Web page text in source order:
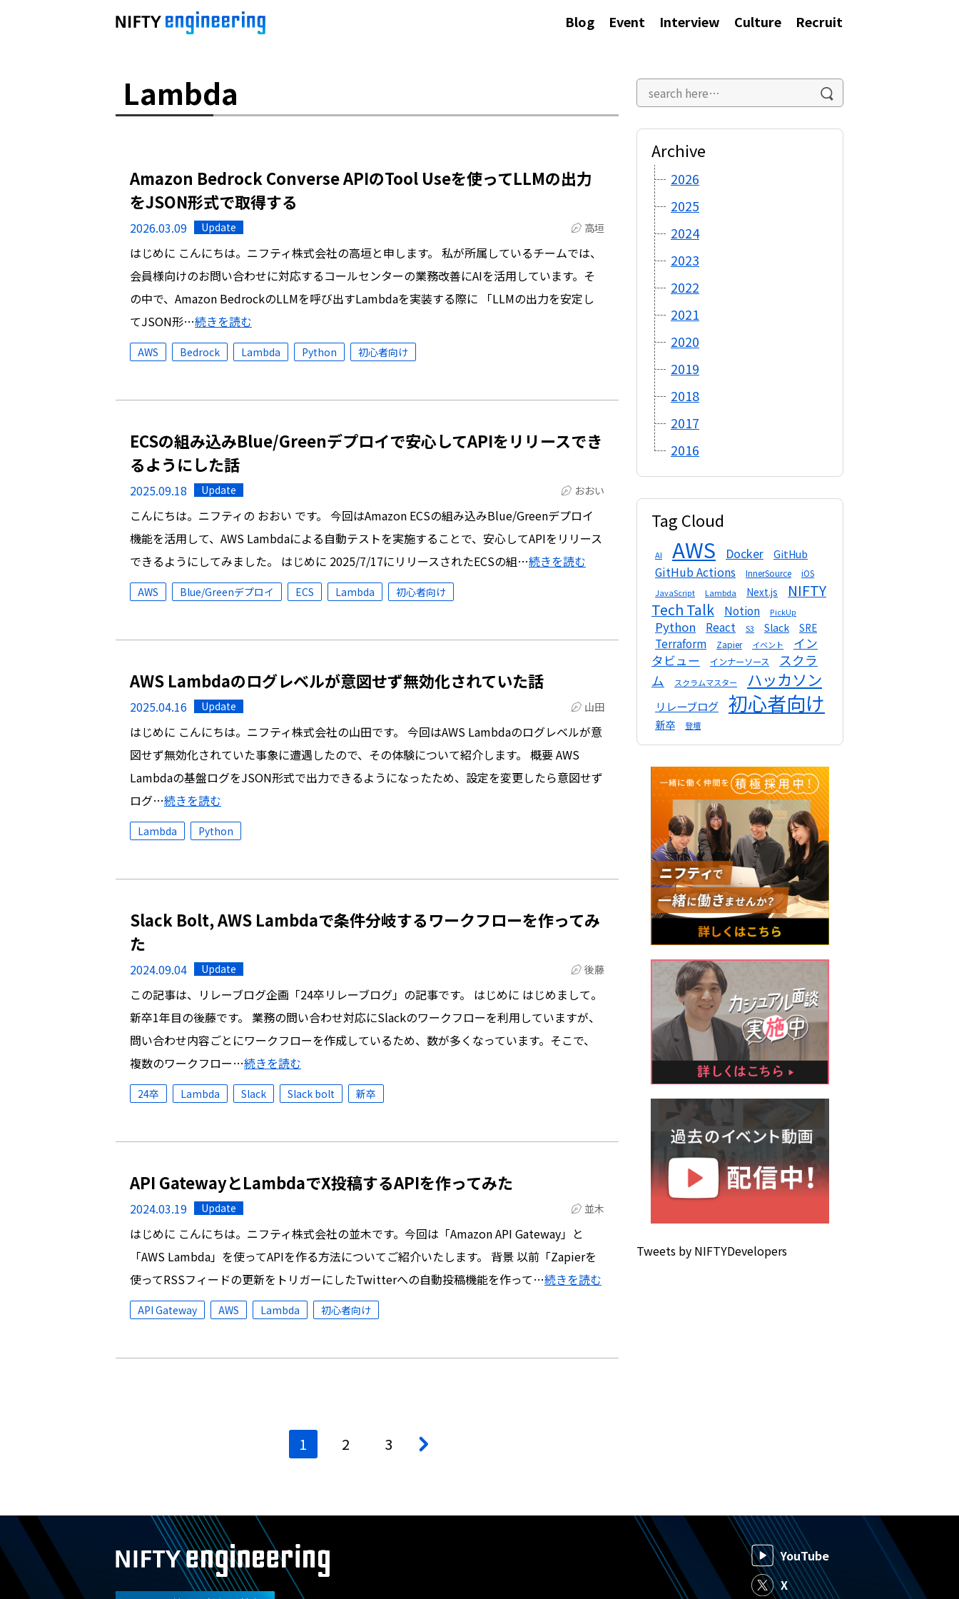
Blog Event Interview Culture Recruit
Lambda
Amazon Bedrock Converse APIのTool Useを使ってLLMの出力
をJSON形式で取得する
2026.03.09 Update 高垣
はじめに こんにちは。ニフティ株式会社の高垣と申します。 私が所属しているチームでは、
会員様向けのお問い合わせに対応するコールセンターの業務改善にAIを活用しています。そ
の中で、Amazon BedrockのLLMを呼び出すLambdaを実装する際に 「LLMの出力を安定し
てJSON形…続きを読む
AWS Bedrock Lambda Python 初心者向け
ECSの組み込みBlue/Greenデプロイで安心してAPIをリリースでき
るようにした話
2025.09.18 Update おおい
こんにちは。ニフティの おおい です。 今回はAmazon ECSの組み込みBlue/Greenデプロイ
機能を活用して、AWS Lambdaによる自動テストを実施することで、安心してAPIをリリース
できるようにしてみました。 はじめに 2025/7/17にリリースされたECSの組…続きを読む
AWS Blue/Greenデプロイ ECS Lambda 初心者向け
AWS Lambdaのログレベルが意図せず無効化されていた話
2025.04.16 Update 山田
はじめに こんにちは。ニフティ株式会社の山田です。 今回はAWS Lambdaのログレベルが意
図せず無効化されていた事象に遭遇したので、その体験について紹介します。 概要 AWS
Lambdaの基盤ログをJSON形式で出力できるようになったため、設定を変更したら意図せず
ログ…続きを読む
Lambda Python
Slack Bolt, AWS Lambdaで条件分岐するワークフローを作ってみ
た
2024.09.04 Update 後藤
この記事は、リレーブログ企画「24卒リレーブログ」の記事です。 はじめに はじめまして。
新卒1年目の後藤です。 業務の問い合わせ対応にSlackのワークフローを利用していますが、
問い合わせ内容ごとにワークフローを作成しているため、数が多くなっています。そこで、
複数のワークフロー…続きを読む
24卒 Lambda Slack Slack bolt 新卒
API GatewayとLambdaでX投稿するAPIを作ってみた
2024.03.19 Update 並木
はじめに こんにちは。ニフティ株式会社の並木です。今回は「Amazon API Gateway」と
「AWS Lambda」を使ってAPIを作る方法についてご紹介いたします。 背景 以前「Zapierを
使ってRSSフィードの更新をトリガーにしたTwitterへの自動投稿機能を作って…続きを読む
API Gateway AWS Lambda 初心者向け
ョ
1 2 3
Archive
2026
2025
2024
2023
2022
2021
2020
2019
2018
2017
2016
Tag Cloud
AI AWS Docker GitHub
GitHub Actions InnerSource iOS
JavaScript Lambda Next.js
NIFTY
Tech Talk
Notion PickUp
Python React S3 Slack SRE
Terraform Zapier イベント
イン
タビュー
インナーソース
スクラ
ム
スクラムマスター ハッカソン
リレーブログ 初心者向け
新卒 登壇
Tweets by NIFTYDevelopers
YouTube
X